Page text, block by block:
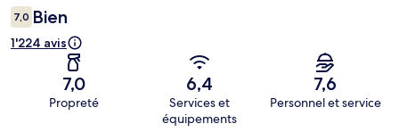
7,0 Bien
1'224 avis
7,0
Propreté
6,4
Services et
équipements
7,6
Personnel et service